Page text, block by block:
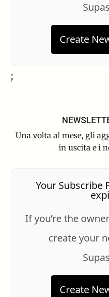
Create
;
Una volta al mese, gli
in uscita e i
Your Subscribe
If you’re the
create your
Create